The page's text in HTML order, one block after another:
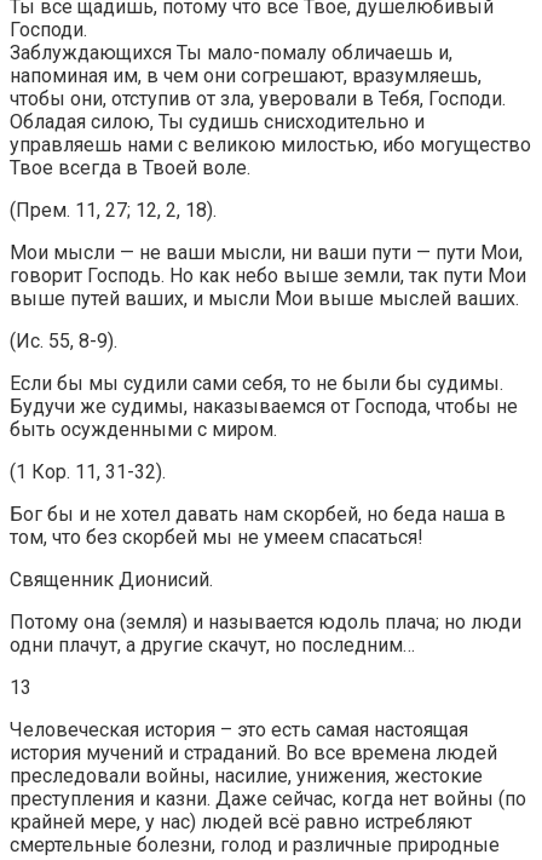
Ты все щадишь, потому что все Твое, душелюбивый
Господи.
Заблуждающихся Ты мало-помалу обличаешь и,
напоминая им, в чем они согрешают, вразумляешь,
чтобы они, отступив от зла, уверовали в Тебя, Господи.
Обладая силою, Ты судишь снисходительно и
управляешь нами с великою милостью, ибо могущество
Твое всегда в Твоей воле.
(Прем. 11, 27; 12, 2, 18).
Мои мысли — не ваши мысли, ни ваши пути — пути Мои,
говорит Господь. Но как небо выше земли, так пути Мои
выше путей ваших, и мысли Мои выше мыслей ваших.
(Ис. 55, 8-9).
Если бы мы судили сами себя, то не были бы судимы.
Будучи же судимы, наказываемся от Господа, чтобы не
быть осужденными с миром.
(1 Кор. 11, 31-32).
Бог бы и не хотел давать нам скорбей, но беда наша в
том, что без скорбей мы не умеем спасаться!
Священник Дионисий.
Потому она (земля) и называется юдоль плача; но люди
одни плачут, а другие скачут, но последним…
13
Человеческая история – это есть самая настоящая
история мучений и страданий. Во все времена людей
преследовали войны, насилие, унижения, жестокие
преступления и казни. Даже сейчас, когда нет войны (по
крайней мере, у нас) людей всё равно истребляют
смертельные болезни, голод и различные природные